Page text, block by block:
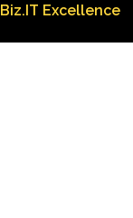
Biz.IT Excellence